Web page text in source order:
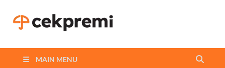
MAIN MENU